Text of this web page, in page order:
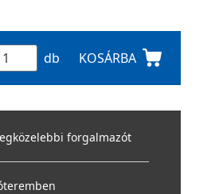
db KOSÁRBA
forgalmazót